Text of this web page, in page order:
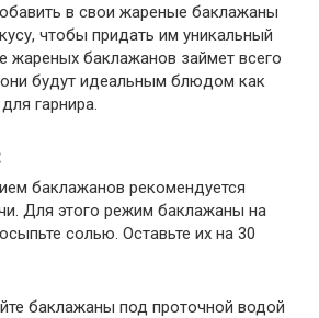
в свои жареные баклажаны
чтобы придать им уникальный
жареных баклажанов займет всего
будут идеальным блюдом как
гарнира.
баклажанов рекомендуется
Для этого режим баклажаны на
солью. Оставьте их на 30
баклажаны под проточной водой